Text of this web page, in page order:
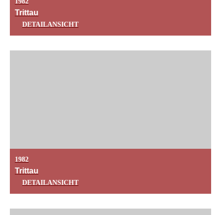
Trittau
DETAILANSICHT
1982
Trittau
DETAILANSICHT